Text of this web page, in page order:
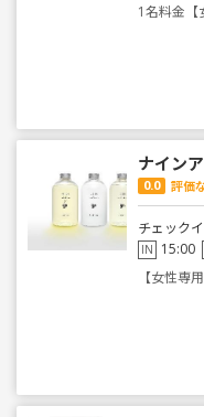
1名料金【
ナイン
0.0 評価
チェック
IN 15:00
【女性専